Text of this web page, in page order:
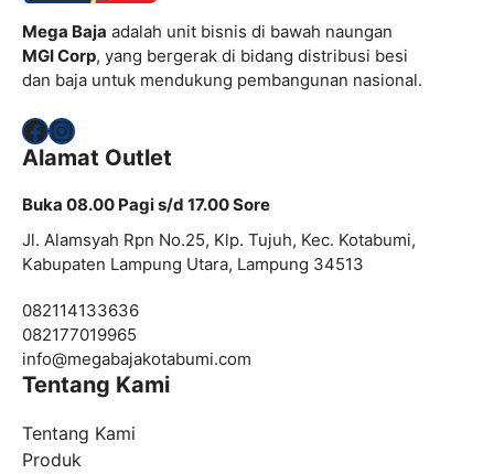
Mega Baja adalah unit bisnis di bawah naungan
MGI Corp, yang bergerak di bidang distribusi besi
dan baja untuk mendukung pembangunan nasional.
Facebook
Instagram
Alamat Outlet
Buka 08.00 Pagi s/d 17.00 Sore
Jl. Alamsyah Rpn No.25, Klp. Tujuh, Kec. Kotabumi,
Kabupaten Lampung Utara, Lampung 34513
082114133636
082177019965
info@megabajakotabumi.com
Tentang Kami
Tentang Kami
Produk